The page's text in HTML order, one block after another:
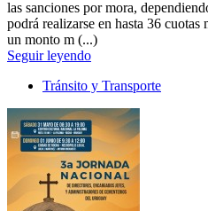
las sanciones por mora,
podrá realizarse en hasta 36 cuotas
un monto m (...)
Seguir leyendo
Tránsito y Transporte